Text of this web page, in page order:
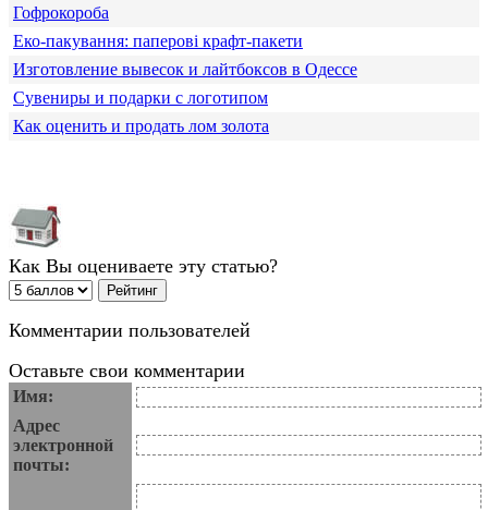
Гофрокороба
Еко-пакування: паперові крафт-пакети
Изготовление вывесок и лайтбоксов в Одессе
Сувениры и подарки с логотипом
Как оценить и продать лом золота
Как Вы оцениваете эту статью?
Комментарии пользователей
Оставьте свои комментарии
Имя:
Адрес
электронной
почты: